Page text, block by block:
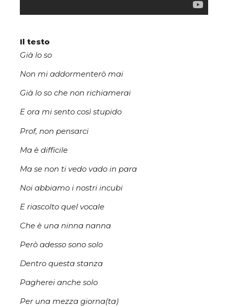
Il testo
Già lo so
Non mi addormenterò mai
Già lo so che non richiamerai
E ora mi sento così stupido
Prof, non pensarci
Ma è difficile
Ma se non ti vedo vado in para
Noi abbiamo i nostri incubi
E riascolto quel vocale
Che è una ninna nanna
Però adesso sono solo
Dentro questa stanza
Pagherei anche solo
Per una mezza giorna(ta)